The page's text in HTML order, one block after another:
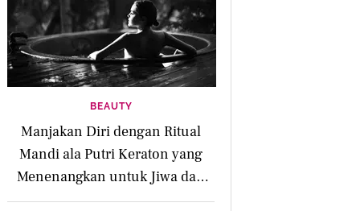
BEAUTY
Manjakan Diri dengan Ritual
Mandi ala Putri Keraton yang
Menenangkan untuk Jiwa dan
Kulit Iritasi